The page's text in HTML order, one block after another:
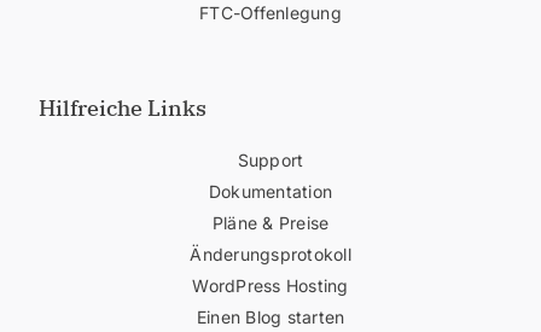
FTC-Offenlegung
Hilfreiche Links
Support
Dokumentation
Pläne & Preise
Änderungsprotokoll
WordPress Hosting
Einen Blog starten